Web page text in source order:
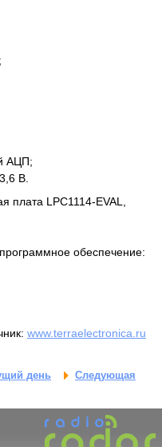
АЦП;
В.
плата LPC1114-EVAL,
обеспечение:
www.terraelectronica.ru
день Следующая